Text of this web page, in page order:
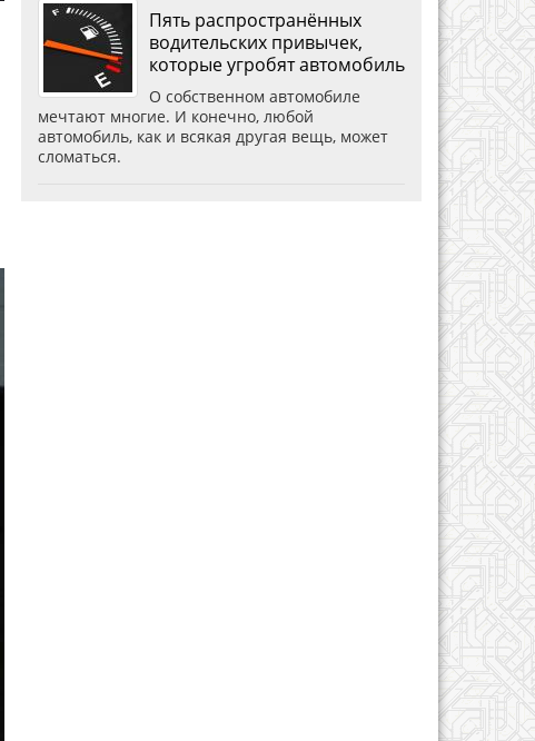
Пять распространённых
водительских привычек,
которые угробят автомобиль
О собственном автомобиле
мечтают многие. И конечно, любой
автомобиль, как и всякая другая вещь, может
сломаться.